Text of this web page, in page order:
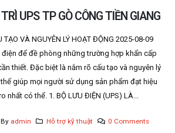
UPS TP GÒ CÔNG TIỀN GIANG
TẠO VÀ NGUYÊN LÝ HOẠT ĐỘNG 2025-08-09
điện để đề phòng những trường hợp khẩn cấp
thiết. Đặc biệt là nắm rõ cấu tạo và nguyên lý
giúp mọi người sử dụng sản phẩm đạt hiệu
nhất có thể. 1. BỘ LƯU ĐIỆN (UPS) LÀ...
By admin Hỗ trợ kỹ thuật 0 Comments